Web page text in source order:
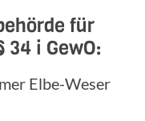
für
i GewO:
Elbe-Weser